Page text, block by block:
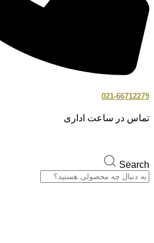
021-66712279
تماس در ساعت اداری
Search